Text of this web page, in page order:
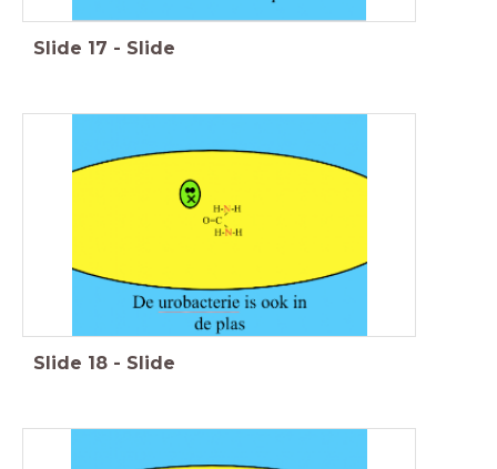
Slide 17 - Slide
Slide 18 - Slide